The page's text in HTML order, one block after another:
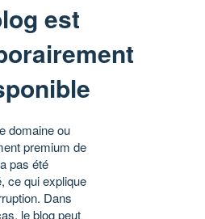
est
domaine ou
premium de
pas été
ce qui explique
Dans
le blog peut